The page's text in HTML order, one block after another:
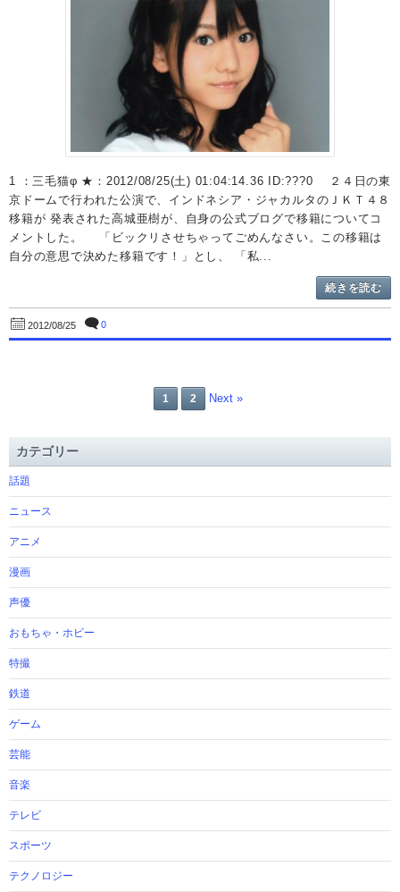
1 ：三毛猫φ ★：2012/08/25(土) 01:04:14.36 ID:???0 ２４日の東
京ドームで行われた公演で、インドネシア・ジャカルタのＪＫＴ４８
移籍が 発表された高城亜樹が、自身の公式ブログで移籍についてコ
メントした。 「ビックリさせちゃってごめんなさい。この移籍は
自分の意思で決めた移籍です！」とし、 「私...
続きを読む
2012/08/25 0
1 2 Next »
カテゴリー
話題
ニュース
アニメ
漫画
声優
おもちゃ・ホビー
特撮
鉄道
ゲーム
芸能
音楽
テレビ
スポーツ
テクノロジー